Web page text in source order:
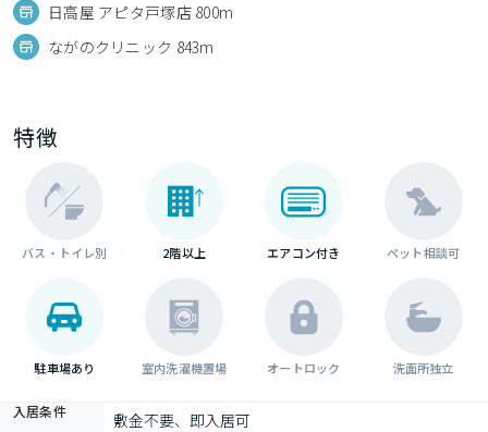
日高屋 アピタ戸塚店 800m
ながのクリニック 843m
特徴
バス・トイレ別 2階以上 エアコン付き ペット相談可
駐車場あり 室内洗濯機置場 オートロック 洗面所独立
入居条件 敷金不要、即入居可